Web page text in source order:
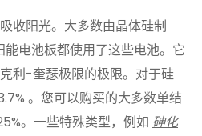
收阳光。大多数由晶体硅制
电池板都使用了这些电池。它
利-奎瑟极限的极限。对于硅
。您可以购买的大多数单结
。一些特殊类型，例如 砷化